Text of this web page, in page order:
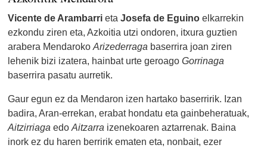
Vicente de Arambarri etaJosefa de Eguino elkarrekin
ezkondu ziren eta, Azkoitia utzi ondoren, itxura guztien
arabera MendarokoArizederraga baserrira joan ziren
lehenik bizi izatera, hainbat urte geroagoGorrinaga
baserrira pasatu aurretik.
Gaur egun ez da Mendaron izen hartako baserririk. Izan
badira, Aran-errekan, erabat hondatu eta gainbeheratuak,
Aitzirriaga edoAitzarra izenekoaren aztarrenak. Baina
inork ez du haren berririk ematen eta, nonbait, ezer